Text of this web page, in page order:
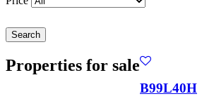
Search
Properties for sale
B99L40H